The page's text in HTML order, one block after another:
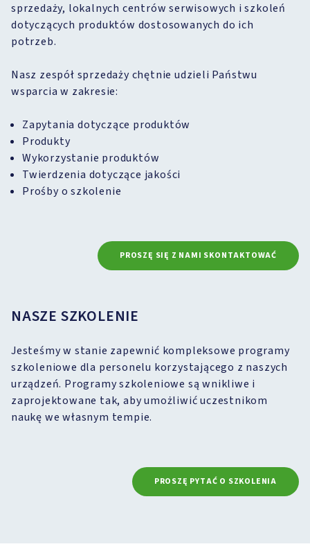
sprzedaży, lokalnych centrów serwisowych i szkoleń
dotyczących produktów dostosowanych do ich
potrzeb.
Nasz zespół sprzedaży chętnie udzieli Państwu
wsparcia w zakresie:
Zapytania dotyczące produktów
Produkty
Wykorzystanie produktów
Twierdzenia dotyczące jakości
Prośby o szkolenie
PROSZĘ SIĘ Z NAMI SKONTAKTOWAĆ
NASZE SZKOLENIE
Jesteśmy w stanie zapewnić kompleksowe programy
szkoleniowe dla personelu korzystającego z naszych
urządzeń. Programy szkoleniowe są wnikliwe i
zaprojektowane tak, aby umożliwić uczestnikom
naukę we własnym tempie.
PROSZĘ PYTAĆ O SZKOLENIA